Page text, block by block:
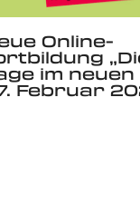
Online-
im neuen
Februar